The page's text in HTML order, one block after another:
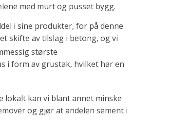
med murt og pusset bygg.
i sine produkter, for på denne
skifte av tilslag i betong, og vi
største
i form av grustak, hvilket har en
lokalt kan vi blant annet minske
og gjør at andelen sement i